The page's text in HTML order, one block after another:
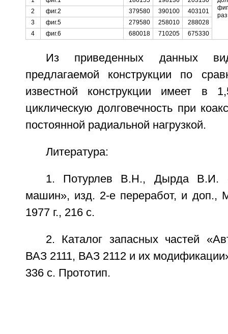
2 фиг.2 379580 390100
403101
3
фиг.5 279580 258010
288028
4
фиг.6 680018 710205 675330
Из приведенных данных
предлагаемой конструкции по
известной конструкции имеет в
циклическую долговечность при
постоянной радиальной нагрузкой.
Литература:
1. Потурлев В.Н., Дырда В.И.
машин», изд. 2-е переработ, и доп.,
1977 г., 216 с.
2. Каталог запасных частей
ВАЗ 2111, ВАЗ 2112 и их
336 с. Прототип.